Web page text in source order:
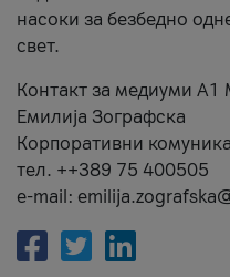
насоки за безбедно
свет.
Контакт за медиуми А1
Емилија Зографска
Корпоративни
тел. ++389 75 400505
e-mail: